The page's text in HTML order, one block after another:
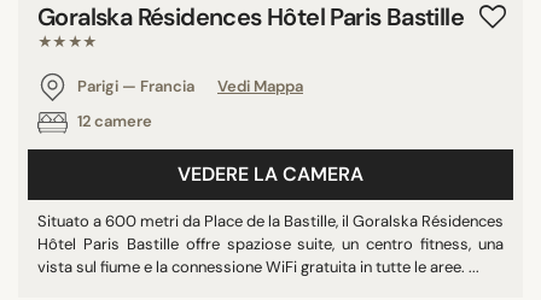
Goralska Résidences Hôtel Paris Bastille
★★★★
Parigi — Francia
Vedi Mappa
12 camere
VEDERE LA CAMERA
Situato a 600 metri da Place de la Bastille, il Goralska Résidences
Hôtel Paris Bastille offre spaziose suite, un centro fitness, una
vista sul fiume e la connessione WiFi gratuita in tutte le aree. ...